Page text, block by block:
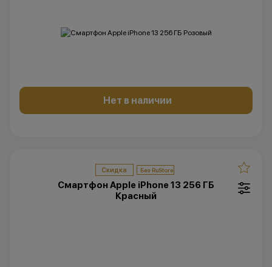
Нет в наличии
Скидка
Смартфон Apple iPhone 13 256 ГБ
Красный